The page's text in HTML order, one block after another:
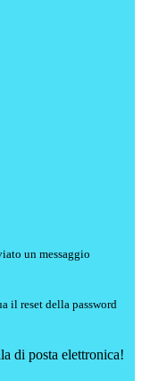
un messaggio
il reset della password
di posta elettronica!